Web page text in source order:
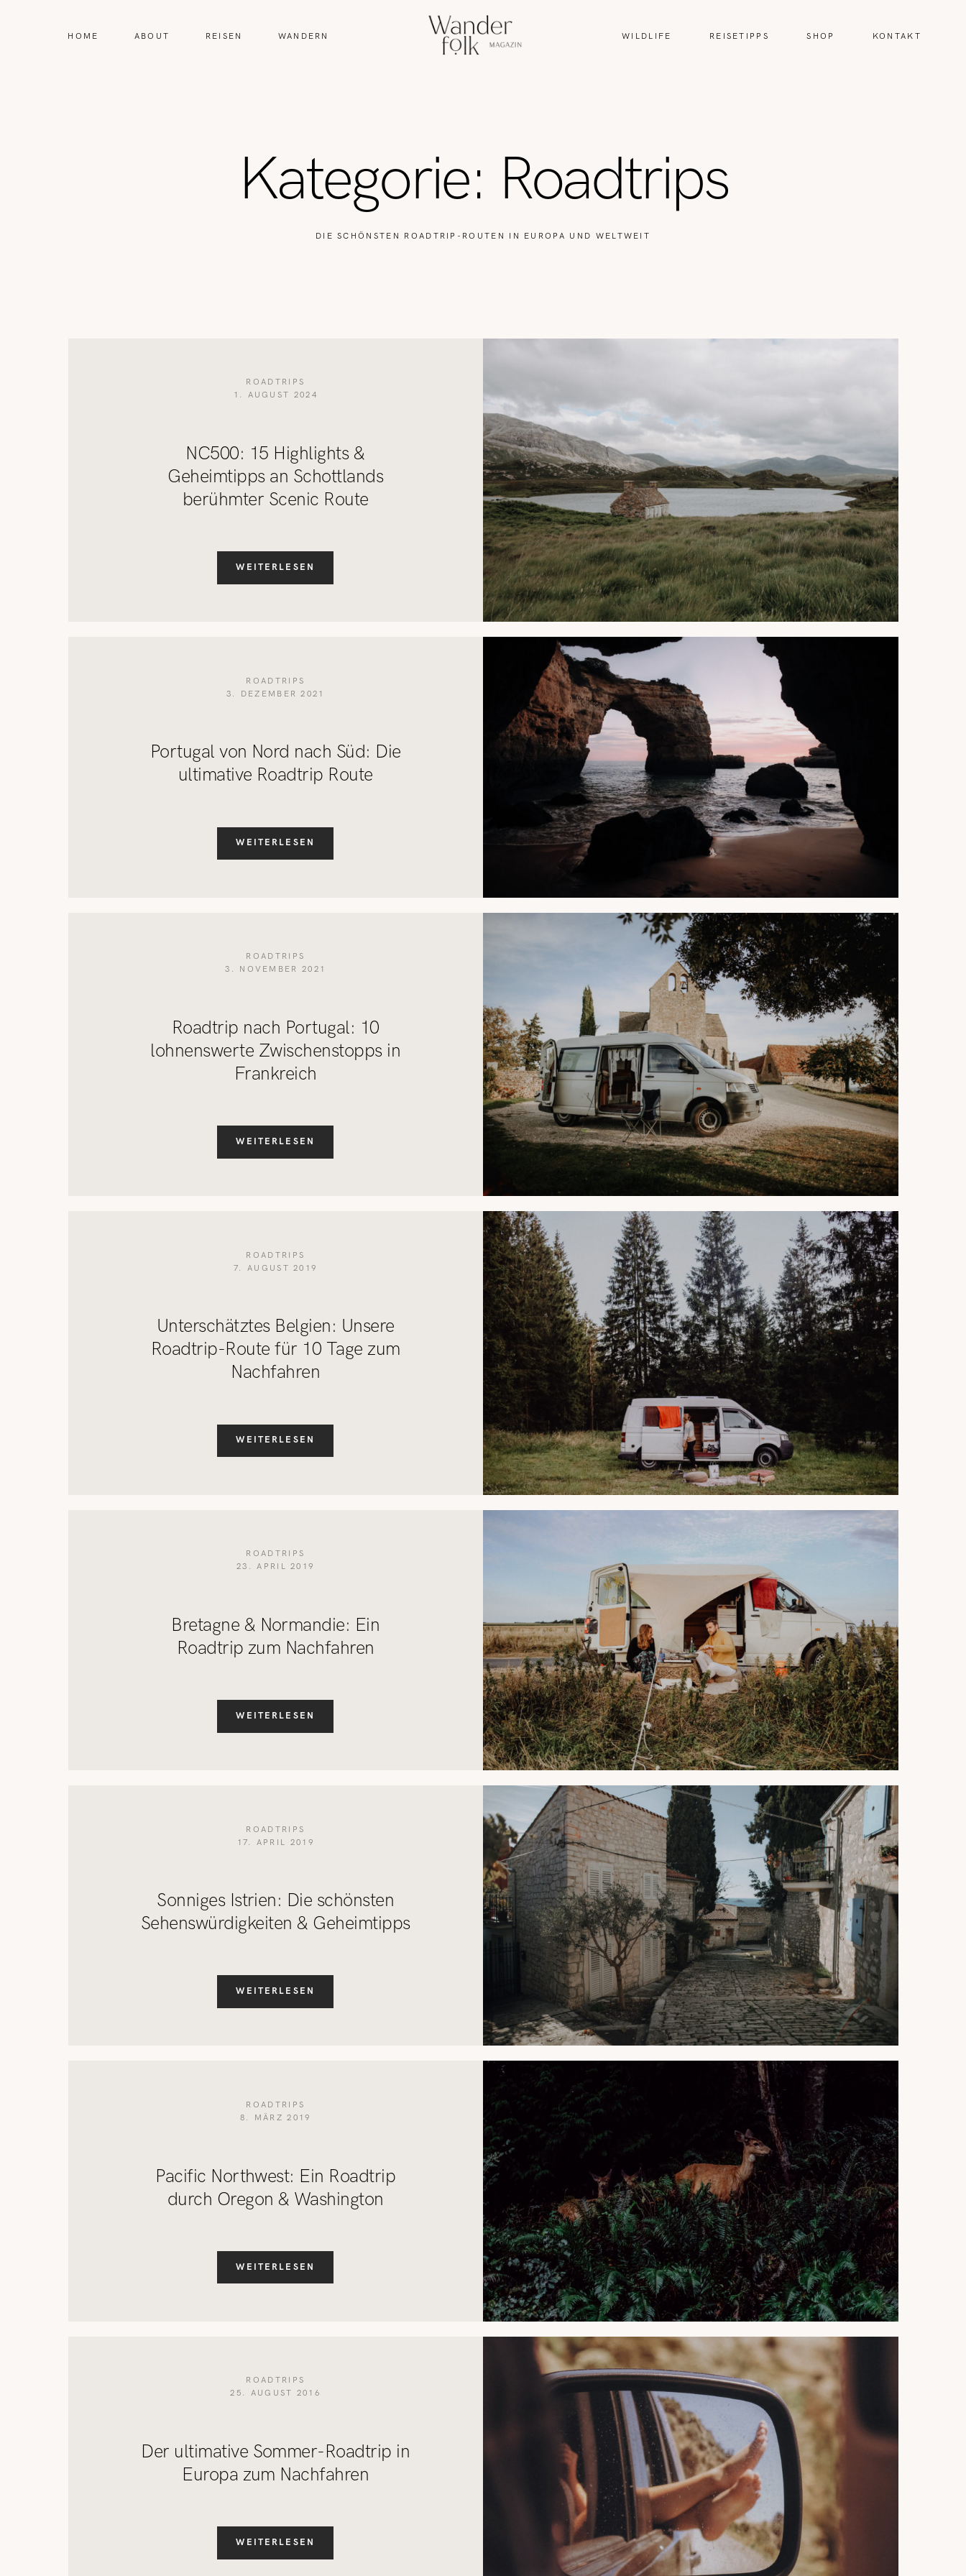
HOME ABOUT REISEN WANDERN WILDLIFE REISETIPPS SHOP KONTAKT
Kategorie: Roadtrips
DIE SCHÖNSTEN ROADTRIP-ROUTEN IN EUROPA UND WELTWEIT
ROADTRIPS
1. AUGUST 2024
NC500: 15 Highlights &
Geheimtipps an Schottlands
berühmter Scenic Route
WEITERLESEN
ROADTRIPS
3. DEZEMBER 2021
Portugal von Nord nach Süd: Die
ultimative Roadtrip Route
WEITERLESEN
ROADTRIPS
3. NOVEMBER 2021
Roadtrip nach Portugal: 10
lohnenswerte Zwischenstopps in
Frankreich
WEITERLESEN
ROADTRIPS
7. AUGUST 2019
Unterschätztes Belgien: Unsere
Roadtrip-Route für 10 Tage zum
Nachfahren
WEITERLESEN
ROADTRIPS
23. APRIL 2019
Bretagne & Normandie: Ein
Roadtrip zum Nachfahren
WEITERLESEN
ROADTRIPS
17. APRIL 2019
Sonniges Istrien: Die schönsten
Sehenswürdigkeiten & Geheimtipps
WEITERLESEN
ROADTRIPS
8. MÄRZ 2019
Pacific Northwest: Ein Roadtrip
durch Oregon & Washington
WEITERLESEN
ROADTRIPS
25. AUGUST 2016
Der ultimative Sommer-Roadtrip in
Europa zum Nachfahren
WEITERLESEN
REISEN
KONTAKT